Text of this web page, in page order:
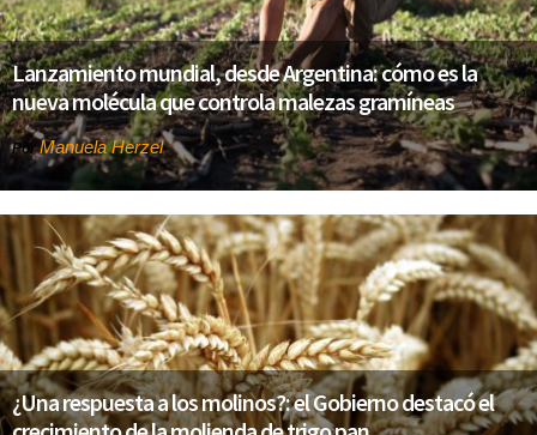
Lanzamiento mundial, desde Argentina: cómo es la
nueva molécula que controla malezas gramíneas
PorManuela Herzel
¿Una respuesta a los molinos?: el Gobierno destacó el